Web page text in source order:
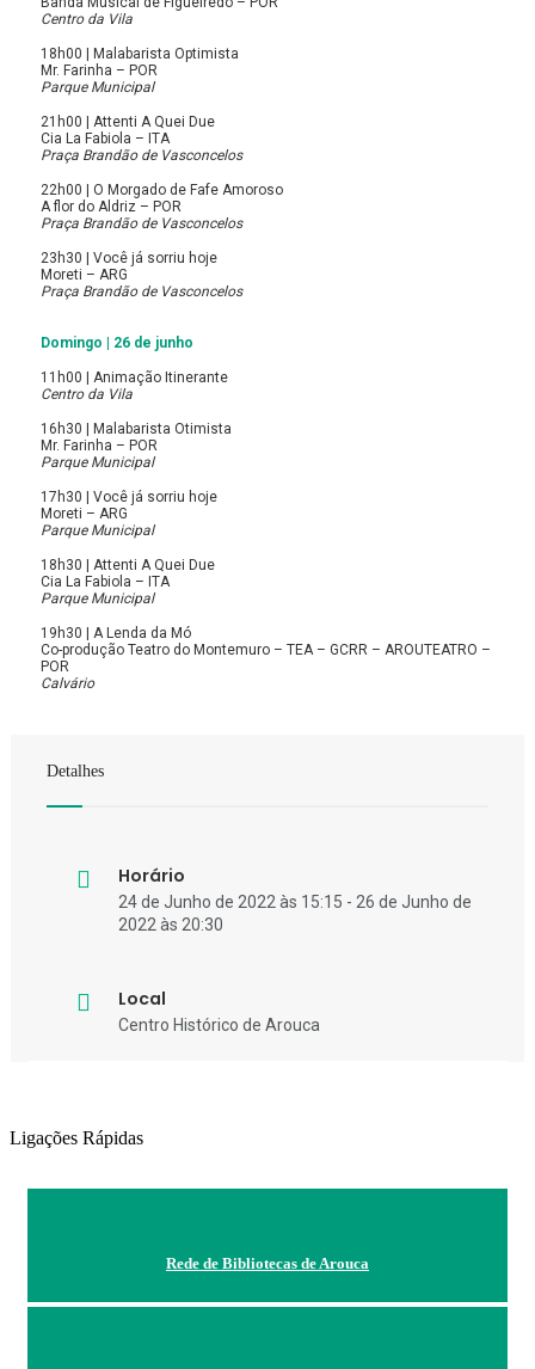
Centro da Vila
18h00 | Malabarista Optimista
Mr. Farinha – POR
Parque Municipal
21h00 | Attenti A Quei Due
Cia La Fabiola – ITA
Praça Brandão de Vasconcelos
22h00 | O Morgado de Fafe Amoroso
A flor do Aldriz – POR
Praça Brandão de Vasconcelos
23h30 | Você já sorriu hoje
Moreti – ARG
Praça Brandão de Vasconcelos
Domingo | 26 de junho
11h00 | Animação Itinerante
Centro da Vila
16h30 | Malabarista Otimista
Mr. Farinha – POR
Parque Municipal
17h30 | Você já sorriu hoje
Moreti – ARG
Parque Municipal
18h30 | Attenti A Quei Due
Cia La Fabiola – ITA
Parque Municipal
19h30 | A Lenda da Mó
Co-produção Teatro do Montemuro – TEA – GCRR – AROUTEATRO –
POR
Calvário
Detalhes
Horário
24 de Junho de 2022 às 15:15 - 26 de Junho de
2022 às 20:30
Local
Centro Histórico de Arouca
Ligações Rápidas
Rede de Bibliotecas de Arouca